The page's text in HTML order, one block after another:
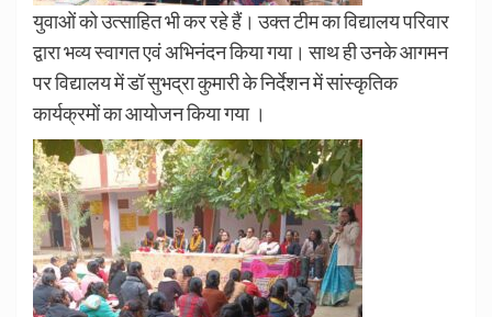
युवाओं को उत्साहित भी कर रहे हैं। उक्त टीम का विद्यालय परिवार
द्वारा भव्य स्वागत एवं अभिनंदन किया गया। साथ ही उनके आगमन
पर विद्यालय में डॉ सुभद्रा कुमारी के निर्देशन में सांस्कृतिक
कार्यक्रमों का आयोजन किया गया ।